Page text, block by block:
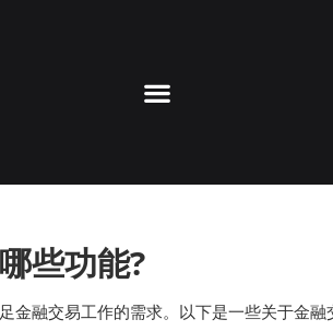
些功能?
金融交易工作的需求。以下是一些关于金融